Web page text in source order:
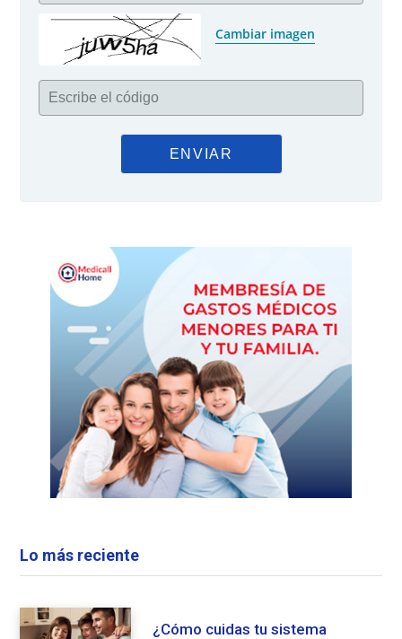
Cambiar imagen
Escribe el código
Lo más reciente
¿Cómo cuidas tu sistema